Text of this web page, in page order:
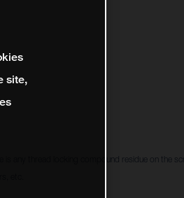
any thread locking compound residue on the
etc.
site,